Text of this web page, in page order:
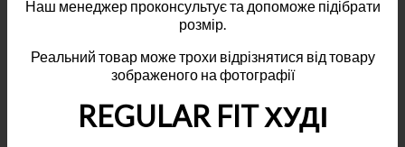
Наш менеджер проконсультує та допоможе підібрати
розмір.
Реальний товар може трохи відрізнятися від товару
зображеного на фотографії
REGULAR FIT ХУДІ